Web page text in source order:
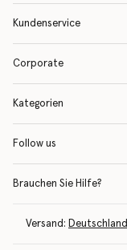
Kundenservice
Corporate
Kategorien
Follow us
Brauchen Sie Hilfe?
Versand: Deutschland